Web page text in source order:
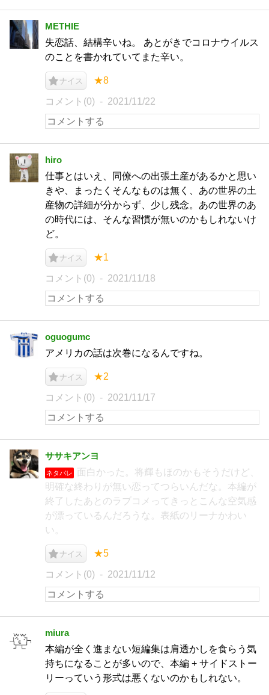
METHIE
失恋話、結構辛いね。 あとがきでコロナウイルス
のことを書かれていてまた辛い。
ナイス ★8
コメント(0) 2021/11/22
hiro
仕事とはいえ、同僚への出張土産があるかと思い
きや、まったくそんなものは無く、あの世界の土
産物の詳細が分からず、少し残念。あの世界のあ
の時代には、そんな習慣が無いのかもしれないけ
ど。
ナイス ★1
コメント(0) 2021/11/18
oguogumc
アメリカの話は次巻になるんですね。
ナイス ★2
コメント(0) 2021/11/17
ササキアンヨ
ネタバレ
面白かった。将輝もほのかもそうだけど、
明確な終わりが無い恋ってつらいんだな。本編が
終了したあとのラブコメってきっとこんな空気感
が漂っているんだろうな。表紙のリーナかわい
い。
ナイス ★5
コメント(0) 2021/11/12
miura
本編が全く進まない短編集は肩透かしを食らう気
持ちになることが多いので、本編 + サイドストー
リーっていう形式は悪くないのかもしれない。